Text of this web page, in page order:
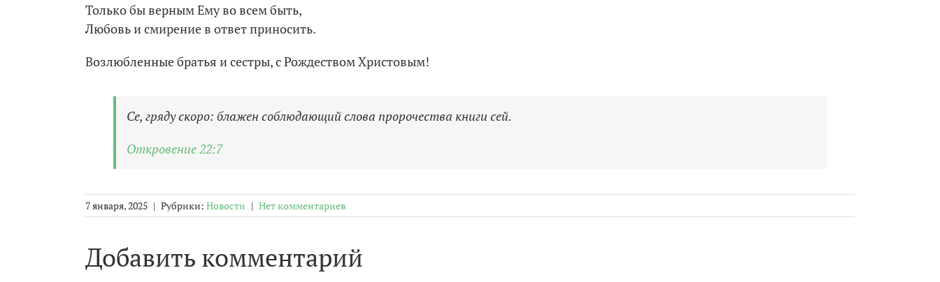
Только бы верным Ему во всем быть,
Любовь и смирение в ответ приносить.
Возлюбленные братья и сестры, с Рождеством Христовым!
Се, гряду скоро: блажен соблюдающий слова пророчества книги сей.
Откровение 22:7
7 января, 2025 | Рубрики: Новости | Нет комментариев
Добавить комментарий